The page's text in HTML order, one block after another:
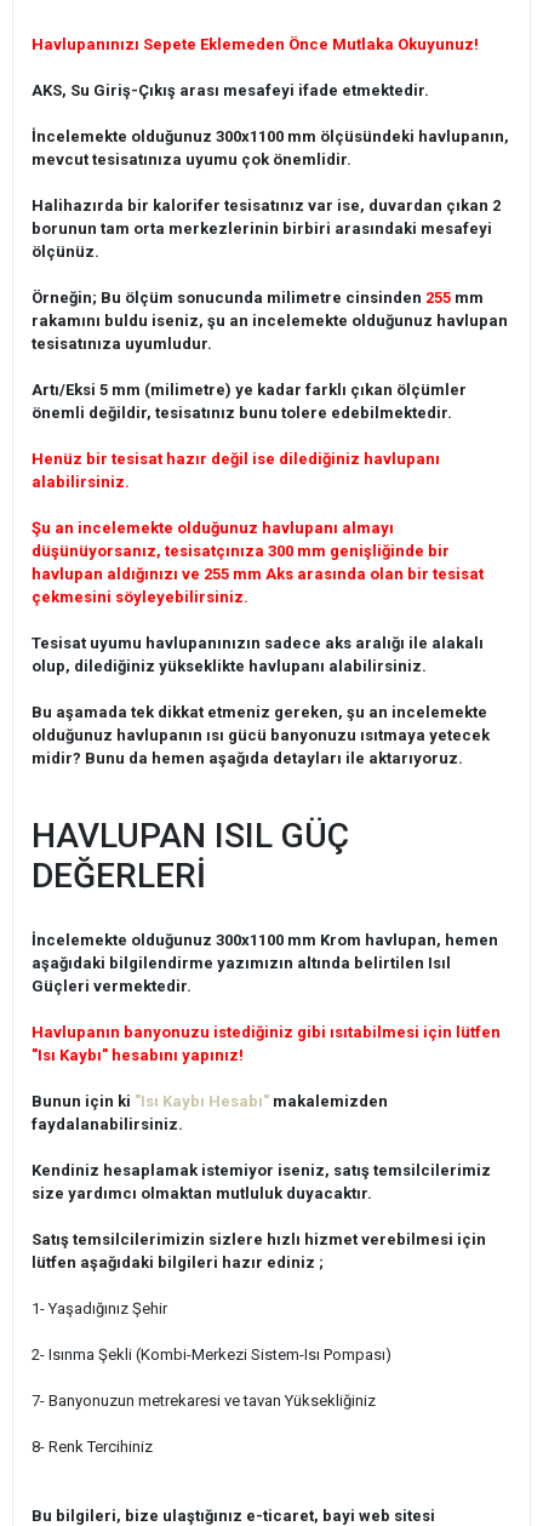
Havlupanınızı Sepete Eklemeden Önce Mutlaka Okuyunuz!
AKS, Su Giriş-Çıkış arası mesafeyi ifade etmektedir.
İncelemekte olduğunuz 300x1100 mm ölçüsündeki havlupanın,
mevcut tesisatınıza uyumu çok önemlidir.
Halihazırda bir kalorifer tesisatınız var ise, duvardan çıkan 2
borunun tam orta merkezlerinin birbiri arasındaki mesafeyi
ölçünüz.
Örneğin; Bu ölçüm sonucunda milimetre cinsinden 255 mm
rakamını buldu iseniz, şu an incelemekte olduğunuz havlupan
tesisatınıza uyumludur.
Artı/Eksi 5 mm (milimetre) ye kadar farklı çıkan ölçümler
önemli değildir, tesisatınız bunu tolere edebilmektedir.
Henüz bir tesisat hazır değil ise dilediğiniz havlupanı
alabilirsiniz.
Şu an incelemekte olduğunuz havlupanı almayı
düşünüyorsanız, tesisatçınıza 300 mm genişliğinde bir
havlupan aldığınızı ve 255 mm Aks arasında olan bir tesisat
çekmesini söyleyebilirsiniz.
Tesisat uyumu havlupanınızın sadece aks aralığı ile alakalı
olup, dilediğiniz yükseklikte havlupanı alabilirsiniz.
Bu aşamada tek dikkat etmeniz gereken, şu an incelemekte
olduğunuz havlupanın ısı gücü banyonuzu ısıtmaya yetecek
midir? Bunu da hemen aşağıda detayları ile aktarıyoruz.
HAVLUPAN ISIL GÜÇ
DEĞERLERİ
İncelemekte olduğunuz 300x1100 mm Krom havlupan, hemen
aşağıdaki bilgilendirme yazımızın altında belirtilen Isıl
Güçleri vermektedir.
Havlupanın banyonuzu istediğiniz gibi ısıtabilmesi için lütfen
"Isı Kaybı" hesabını yapınız!
Bunun için ki "Isı Kaybı Hesabı" makalemizden
faydalanabilirsiniz.
Kendiniz hesaplamak istemiyor iseniz, satış temsilcilerimiz
size yardımcı olmaktan mutluluk duyacaktır.
Satış temsilcilerimizin sizlere hızlı hizmet verebilmesi için
lütfen aşağıdaki bilgileri hazır ediniz ;
1- Yaşadığınız Şehir
2- Isınma Şekli (Kombi-Merkezi Sistem-Isı Pompası)
7- Banyonuzun metrekaresi ve tavan Yüksekliğiniz
8- Renk Tercihiniz
Bu bilgileri, bize ulaştığınız e-ticaret, bayi web sitesi